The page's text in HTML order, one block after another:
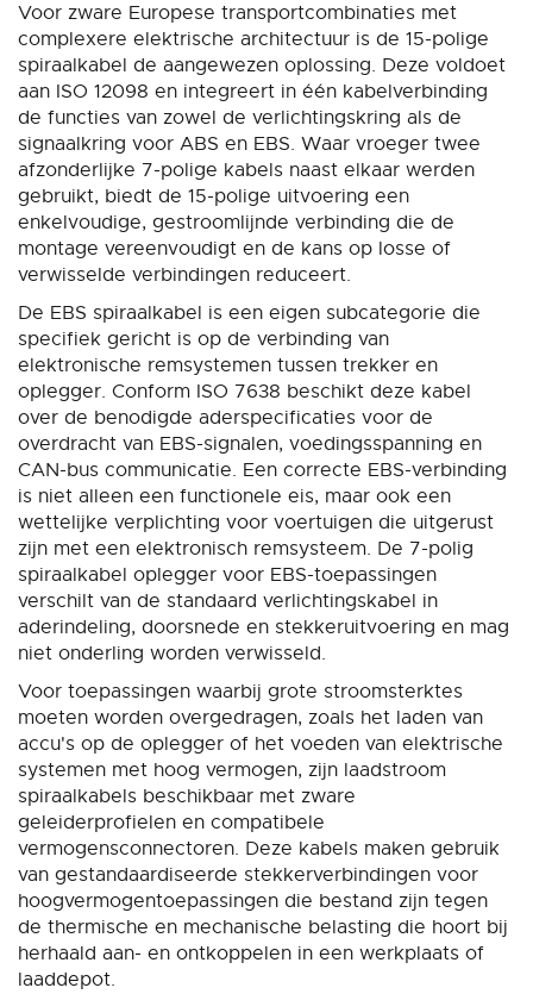
Voor zware Europese transportcombinaties met
complexere elektrische architectuur is de 15-polige
spiraalkabel de aangewezen oplossing. Deze voldoet
aan ISO 12098 en integreert in één kabelverbinding
de functies van zowel de verlichtingskring als de
signaalkring voor ABS en EBS. Waar vroeger twee
afzonderlijke 7-polige kabels naast elkaar werden
gebruikt, biedt de 15-polige uitvoering een
enkelvoudige, gestroomlijnde verbinding die de
montage vereenvoudigt en de kans op losse of
verwisselde verbindingen reduceert.
De EBS spiraalkabel is een eigen subcategorie die
specifiek gericht is op de verbinding van
elektronische remsystemen tussen trekker en
oplegger. Conform ISO 7638 beschikt deze kabel
over de benodigde aderspecificaties voor de
overdracht van EBS-signalen, voedingsspanning en
CAN-bus communicatie. Een correcte EBS-verbinding
is niet alleen een functionele eis, maar ook een
wettelijke verplichting voor voertuigen die uitgerust
zijn met een elektronisch remsysteem. De 7-polig
spiraalkabel oplegger voor EBS-toepassingen
verschilt van de standaard verlichtingskabel in
aderindeling, doorsnede en stekkeruitvoering en mag
niet onderling worden verwisseld.
Voor toepassingen waarbij grote stroomsterktes
moeten worden overgedragen, zoals het laden van
accu's op de oplegger of het voeden van elektrische
systemen met hoog vermogen, zijn laadstroom
spiraalkabels beschikbaar met zware
geleiderprofielen en compatibele
vermogensconnectoren. Deze kabels maken gebruik
van gestandaardiseerde stekkerverbindingen voor
hoogvermogentoepassingen die bestand zijn tegen
de thermische en mechanische belasting die hoort bij
herhaald aan- en ontkoppelen in een werkplaats of
laaddepot.